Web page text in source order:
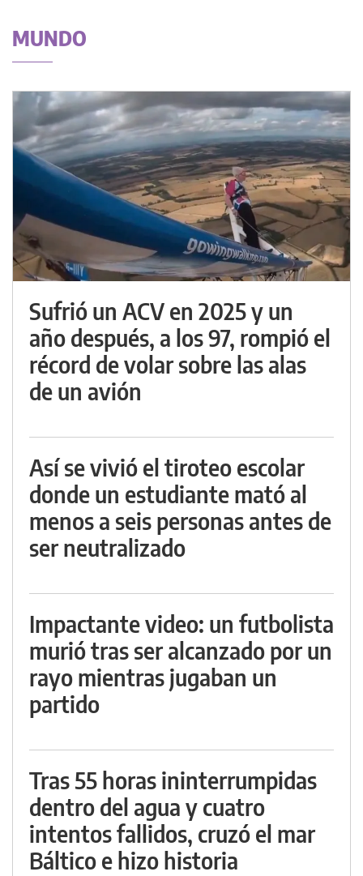
MUNDO
Sufrió un ACV en 2025 y un
año después, a los 97, rompió el
récord de volar sobre las alas
de un avión
Así se vivió el tiroteo escolar
donde un estudiante mató al
menos a seis personas antes de
ser neutralizado
Impactante video: un futbolista
murió tras ser alcanzado por un
rayo mientras jugaban un
partido
Tras 55 horas ininterrumpidas
dentro del agua y cuatro
intentos fallidos, cruzó el mar
Báltico e hizo historia